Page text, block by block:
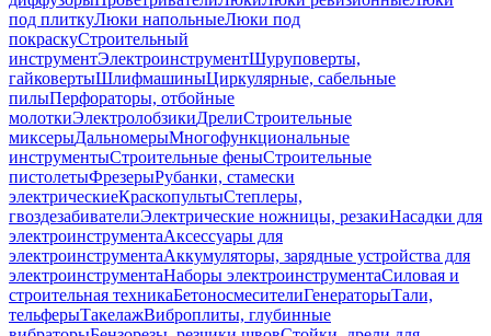
под плиткуЛюки напольныеЛюки под
покраскуСтроительный
инструментЭлектроинструментШуруповерты,
гайковертыШлифмашиныЦиркулярные, сабельные
пилыПерфораторы, отбойные
молоткиЭлектролобзикиДрелиСтроительные
миксерыДальномерыМногофункциональные
инструментыСтроительные феныСтроительные
пистолетыФрезерыРубанки, стамески
электрическиеКраскопультыСтеплеры,
гвоздезабивателиЭлектрические ножницы, резакиНасадки для
электроинструментаАксессуары для
электроинструментаАккумуляторы, зарядные устройства для
электроинструментаНаборы электроинструментаСиловая и
строительная техникаБетоносмесителиГенераторыТали,
тельферыТакелажВиброплиты, глубинные